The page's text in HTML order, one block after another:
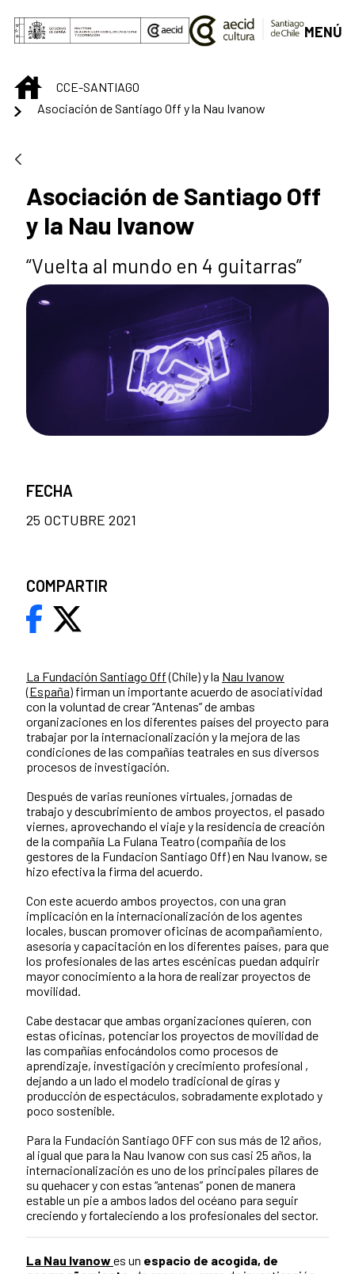
Saltar al contenido principal
MENÚ
INICIOCCE-SANTIAGO
Asociación de Santiago Off y la Nau Ivanow
Asociación de Santiago Off
y la Nau Ivanow
“Vuelta al mundo en 4 guitarras”
La Fundación Santiago Off(Chile) y la Nau Ivanow
(España) firman un importante acuerdo de asociatividad
con la voluntad de crear “Antenas” de ambas
organizaciones en los diferentes países del proyecto para
trabajar por la internacionalización y la mejora de las
condiciones de las compañías teatrales en sus diversos
procesos de investigación.
Después de varias reuniones virtuales, jornadas de
trabajo y descubrimiento de ambos proyectos, el pasado
viernes, aprovechando el viaje y la residencia de creación
de la compañía La Fulana Teatro (compañía de los
gestores de la Fundacion Santiago Off) en Nau Ivanow, se
hizo efectiva la firma del acuerdo.
Con este acuerdo ambos proyectos, con una gran
implicación en la internacionalización de los agentes
locales, buscan promover oficinas de acompañamiento,
asesoría y capacitación en los diferentes países, para que
los profesionales de las artes escénicas puedan adquirir
mayor conocimiento a la hora de realizar proyectos de
movilidad.
Cabe destacar que ambas organizaciones quieren, con
estas oficinas, potenciar los proyectos de movilidad de
las compañías enfocándolos como procesos de
aprendizaje, investigación y crecimiento profesional ,
dejando a un lado el modelo tradicional de giras y
producción de espectáculos, sobradamente explotado y
poco sostenible.
Para la Fundación Santiago OFF con sus más de 12 años,
al igual que para la Nau Ivanow con sus casi 25 años, la
internacionalización es uno de los principales pilares de
su quehacer y con estas “antenas” ponen de manera
estable un pie a ambos lados del océano para seguir
creciendo y fortaleciendo a los profesionales del sector.
La Nau Ivanow es un espacio de acogida, de
FECHA
25 OCTUBRE 2021
COMPARTIR